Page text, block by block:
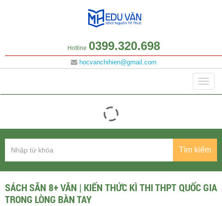
Hotline 0399.320.698
hocvanchihien@gmail.com
Tìm kiếm
SÁCH SĂN 8+ VĂN | KIẾN THỨC KÌ THI THPT QUỐC GIA
TRONG LÒNG BÀN TAY